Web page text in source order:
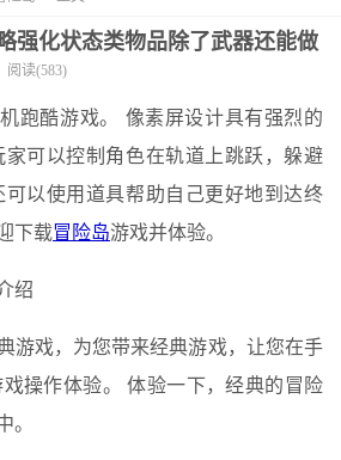
强化状态类物品除了武器还能做
阅读(583)
跑酷游戏。 像素屏设计具有强烈的
家可以控制角色在轨道上跳跃，躲避
以使用道具帮助自己更好地到达终
下载冒险岛游戏并体验。
绍
游戏，为您带来经典游戏，让您在手
操作体验。 体验一下，经典的冒险
。